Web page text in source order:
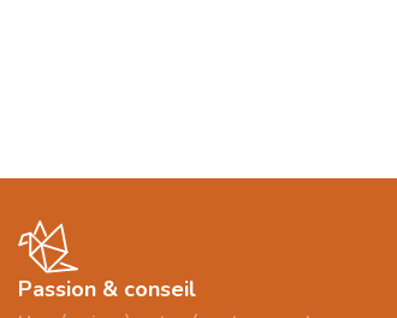
Passion & conseil